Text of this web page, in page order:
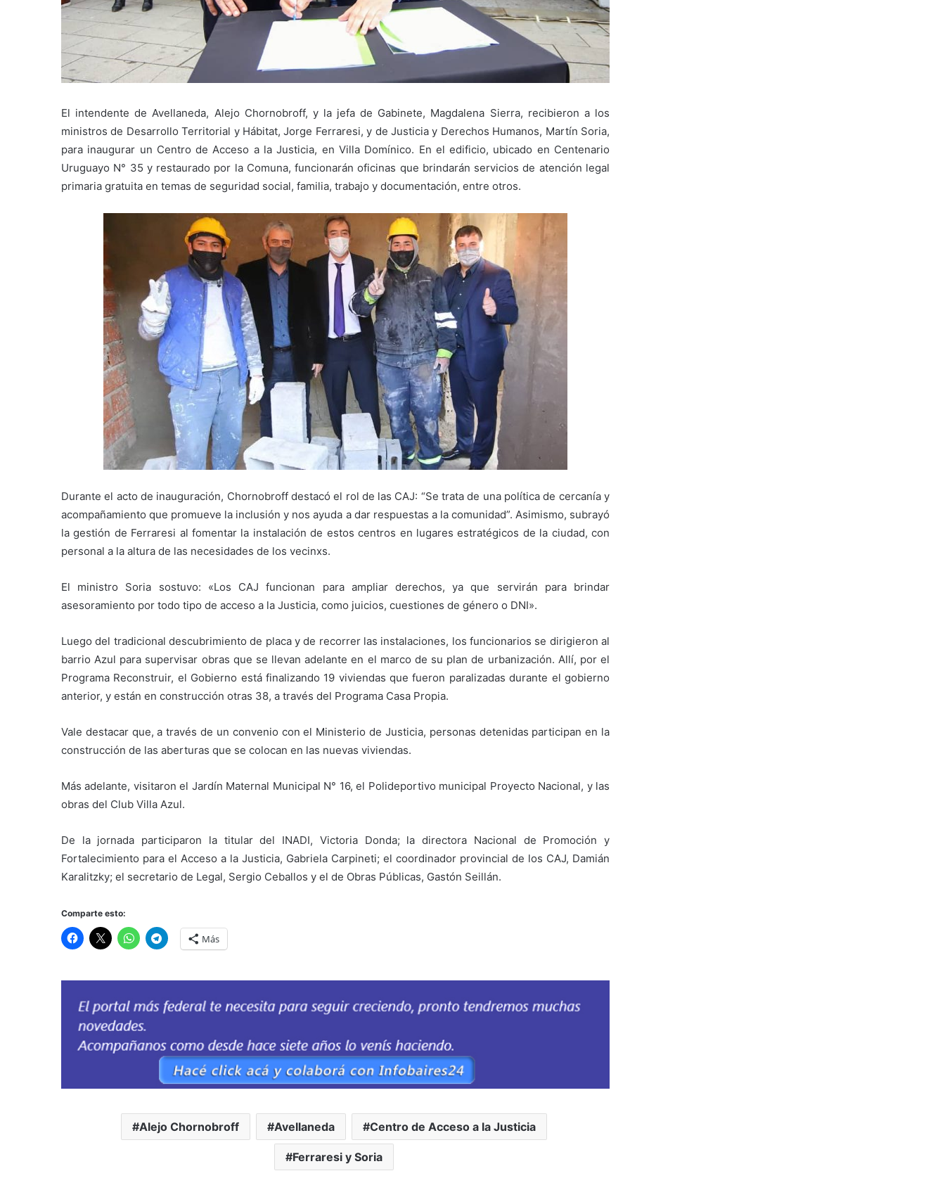
El intendente de Avellaneda, Alejo Chornobroff, y la jefa de Gabinete, Magdalena Sierra, recibieron a los
ministros de Desarrollo Territorial y Hábitat, Jorge Ferraresi, y de Justicia y Derechos Humanos, Martín Soria,
para inaugurar un Centro de Acceso a la Justicia, en Villa Domínico. En el edificio, ubicado en Centenario
Uruguayo N° 35 y restaurado por la Comuna, funcionarán oficinas que brindarán servicios de atención legal
primaria gratuita en temas de seguridad social, familia, trabajo y documentación, entre otros.
Durante el acto de inauguración, Chornobroff destacó el rol de las CAJ: “Se trata de una política de cercanía y
acompañamiento que promueve la inclusión y nos ayuda a dar respuestas a la comunidad”. Asimismo, subrayó
la gestión de Ferraresi al fomentar la instalación de estos centros en lugares estratégicos de la ciudad, con
personal a la altura de las necesidades de los vecinxs.
El ministro Soria sostuvo: «Los CAJ funcionan para ampliar derechos, ya que servirán para brindar
asesoramiento por todo tipo de acceso a la Justicia, como juicios, cuestiones de género o DNI».
Luego del tradicional descubrimiento de placa y de recorrer las instalaciones, los funcionarios se dirigieron al
barrio Azul para supervisar obras que se llevan adelante en el marco de su plan de urbanización. Allí, por el
Programa Reconstruir, el Gobierno está finalizando 19 viviendas que fueron paralizadas durante el gobierno
anterior, y están en construcción otras 38, a través del Programa Casa Propia.
Vale destacar que, a través de un convenio con el Ministerio de Justicia, personas detenidas participan en la
construcción de las aberturas que se colocan en las nuevas viviendas.
Más adelante, visitaron el Jardín Maternal Municipal N° 16, el Polideportivo municipal Proyecto Nacional, y las
obras del Club Villa Azul.
De la jornada participaron la titular del INADI, Victoria Donda; la directora Nacional de Promoción y
Fortalecimiento para el Acceso a la Justicia, Gabriela Carpineti; el coordinador provincial de los CAJ, Damián
Karalitzky; el secretario de Legal, Sergio Ceballos y el de Obras Públicas, Gastón Seillán.
Comparte esto:
Más
Alejo Chornobroff Avellaneda Centro de Acceso a la Justicia
Ferraresi y Soria